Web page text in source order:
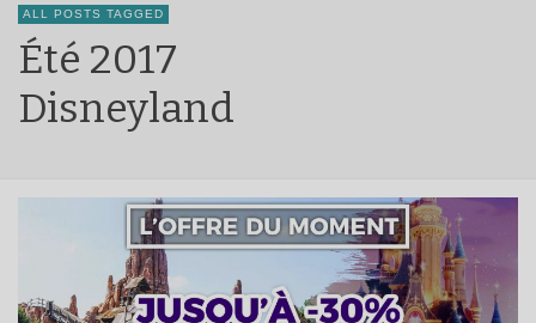
ALL POSTS TAGGED
Été 2017
Disneyland